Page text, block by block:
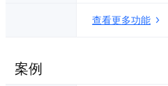
查看更多功能
案例